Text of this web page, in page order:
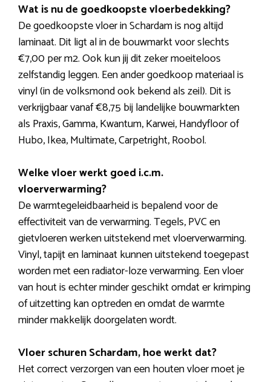
Wat is nu de goedkoopste vloerbedekking?
De goedkoopste vloer in Schardam is nog altijd
laminaat. Dit ligt al in de bouwmarkt voor slechts
€7,00 per m2. Ook kun jij dit zeker moeiteloos
zelfstandig leggen. Een ander goedkoop materiaal is
vinyl (in de volksmond ook bekend als zeil). Dit is
verkrijgbaar vanaf €8,75 bij landelijke bouwmarkten
als Praxis, Gamma, Kwantum, Karwei, Handyfloor of
Hubo, Ikea, Multimate, Carpetright, Roobol.
Welke vloer werkt goed i.c.m.
vloerverwarming?
De warmtegeleidbaarheid is bepalend voor de
effectiviteit van de verwarming. Tegels, PVC en
gietvloeren werken uitstekend met vloerverwarming.
Vinyl, tapijt en laminaat kunnen uitstekend toegepast
worden met een radiator-loze verwarming. Een vloer
van hout is echter minder geschikt omdat er krimping
of uitzetting kan optreden en omdat de warmte
minder makkelijk doorgelaten wordt.
Vloer schuren Schardam, hoe werkt dat?
Het correct verzorgen van een houten vloer moet je